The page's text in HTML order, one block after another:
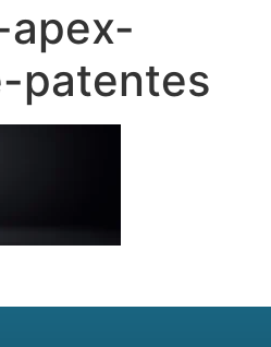
apex-
patentes